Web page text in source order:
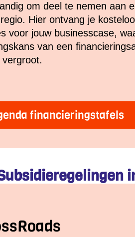
om deel te nemen aan
Hier ontvang je
voor jouw businesscase,
van een
financieringstafels